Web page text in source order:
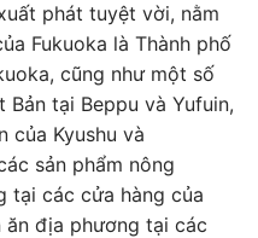
phát tuyệt vời, nằm
Fukuoka là Thành phố
cũng như một số
tại Beppu và Yufuin,
của Kyushu và
sản phẩm nông
tại các cửa hàng của
ăn địa phương tại các